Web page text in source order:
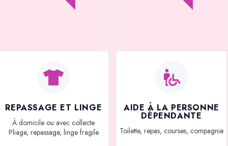
REPASSAGE ET LINGE
À domicile ou avec collecte
Pliage, repassage, linge fragile
AIDE À LA PERSONNE
DÉPENDANTE
Toilette, repas, courses, compagnie